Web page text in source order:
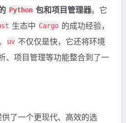
Python 包和项目管理器。它
生态中 Cargo 的成功经验，
uv 不仅仅是快，它还将环境
、项目管理等功能整合到了一
供了一个更现代、高效的选